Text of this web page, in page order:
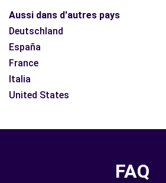
Aussi dans d'autres pays
Deutschland
España
France
Italia
United States
FAQ